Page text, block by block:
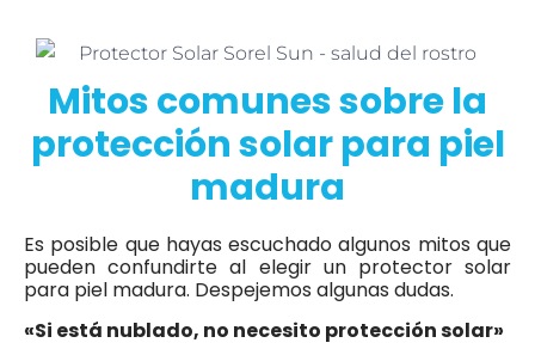
Mitos comunes sobre la
protección solar para piel
madura
Es posible que hayas escuchado algunos mitos que
pueden confundirte al elegir un protector solar
para piel madura. Despejemos algunas dudas.
«Si está nublado, no necesito protección solar»